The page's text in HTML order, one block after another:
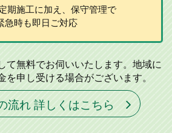
期施工に加え、 保守管理で
急時も即日ご対応
て無料でお伺いいたします。地域に
を申し受ける場合がございます。
流れ 詳しくはこちら